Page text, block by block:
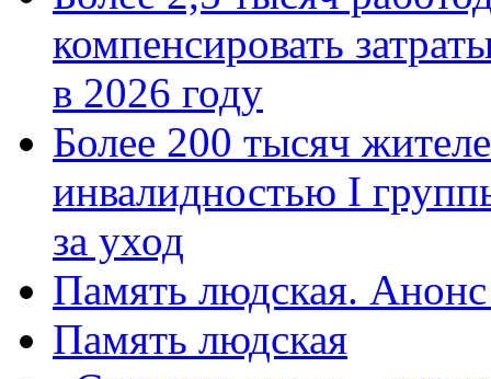
компенсировать
в 2026 году
Более 200 тысяч
инвалидностью I
за уход
Память людская.
Память людская